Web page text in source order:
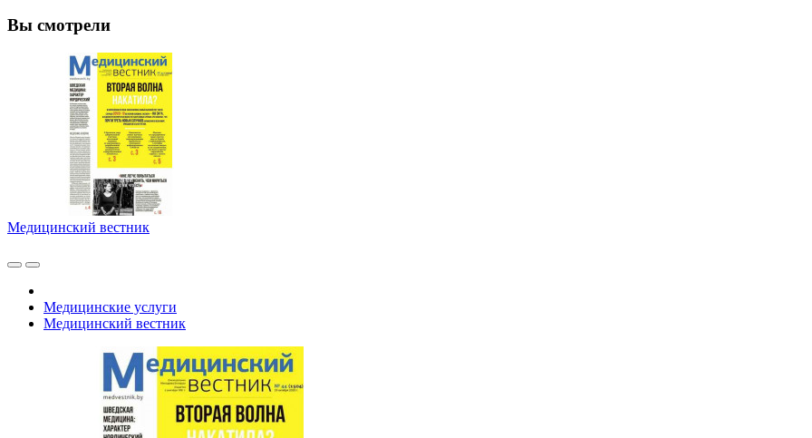
Вы смотрели
Медицинский вестник
Медицинские услуги
Медицинский вестник